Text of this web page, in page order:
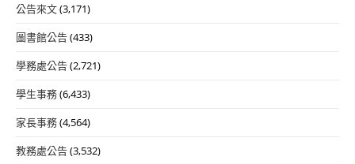
公告來文(3,171)
圖書館公告(433)
學務處公告(2,721)
學生事務(6,433)
家長事務(4,564)
教務處公告(3,532)